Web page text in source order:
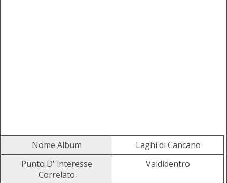
Nome Album
Laghi di Cancano
Punto D' interesse
Correlato
Valdidentro